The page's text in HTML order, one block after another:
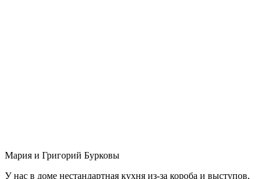
Мария и Григорий Бурковы
У нас в доме нестандартная кухня из-за короба и выступов,